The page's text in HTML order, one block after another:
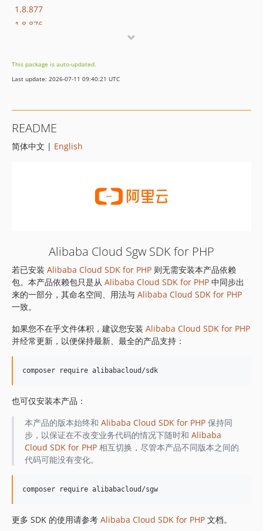
1.8.877
1.8.876
1.8.873
1.8.872
1.8.851
1.8.850
1.8.842
1.8.841
1.8.839
1.8.838
1.8.837
1.8.836
1.8.834
1.8.832
1.8.830
1.8.828
1.8.826
1.8.825
1.8.822
This package is auto-updated.
Last update: 2026-07-11 09:40:21 UTC
README
简体中文 | English
Alibaba Cloud Sgw SDK for PHP
若已安装 Alibaba Cloud SDK for PHP 则无需安装本产品依赖
包。本产品依赖包只是从 Alibaba Cloud SDK for PHP 中同步出
来的一部分，其命名空间、用法与 Alibaba Cloud SDK for PHP
一致。
如果您不在乎文件体积，建议您安装 Alibaba Cloud SDK for PHP
并经常更新，以便保持最新、最全的产品支持：
也可仅安装本产品：
本产品的版本始终和 Alibaba Cloud SDK for PHP保持同
步，以保证在不改变业务代码的情况下随时和 Alibaba
Cloud SDK for PHP相互切换，尽管本产品不同版本之间的
代码可能没有变化。
更多 SDK 的使用请参考 Alibaba Cloud SDK for PHP 文档。